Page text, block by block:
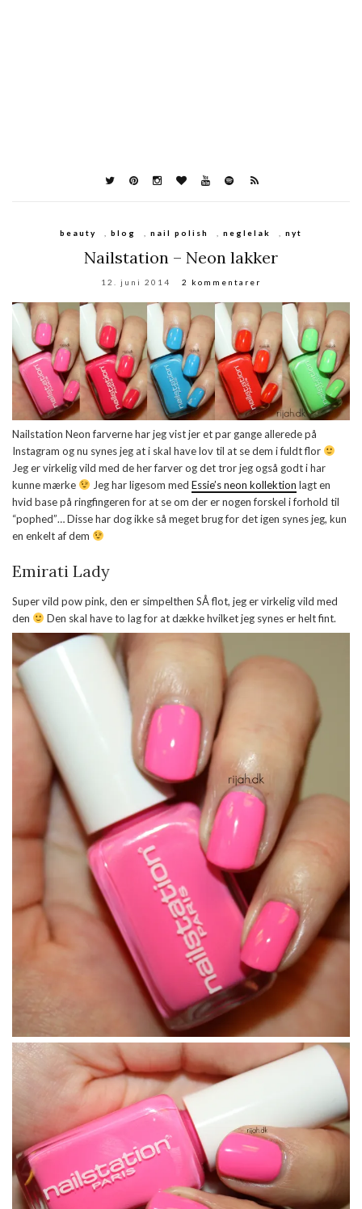
beauty , blog , nail polish , neglelak , nyt
Nailstation – Neon lakker
12. juni 2014 2 kommentarer
Nailstation Neon farverne har jeg vist jer et par gange allerede på
Instagram og nu synes jeg at i skal have lov til at se dem i fuldt flor
Jeg er virkelig vild med de her farver og det tror jeg også godt i har
kunne mærke
Jeg har ligesom med Essie’s neon kollektion lagt en
hvid base på ringfingeren for at se om der er nogen forskel i forhold til
“pophed”… Disse har dog ikke så meget brug for det igen synes jeg, kun
en enkelt af dem
Emirati Lady
Super vild pow pink, den er simpelthen SÅ flot, jeg er virkelig vild med
den
Den skal have to lag for at dække hvilket jeg synes er helt fint.